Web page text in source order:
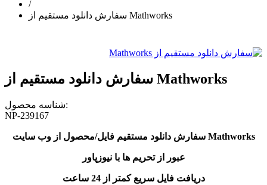
/
سفارش دانلود مستقیم از Mathworks
سفارش دانلود مستقیم از Mathworks
شناسه محصول:
NP-239167
سفارش دانلود مستقیم فایل/محصول از وب سایت Mathworks
عبور از تحریم ها با نیوزپاور
دریافت فایل سریع کمتر از 24 ساعت